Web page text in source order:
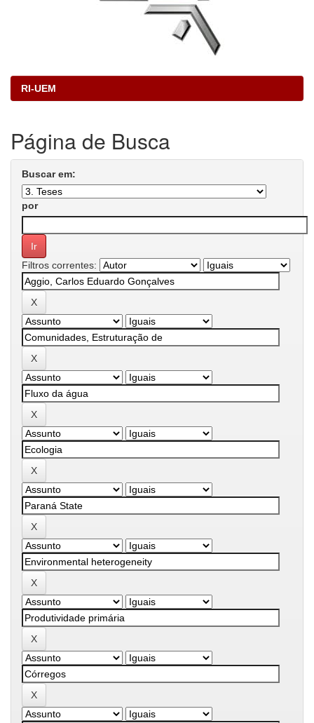
RI-UEM
Página de Busca
Buscar em:
por
Filtros correntes: